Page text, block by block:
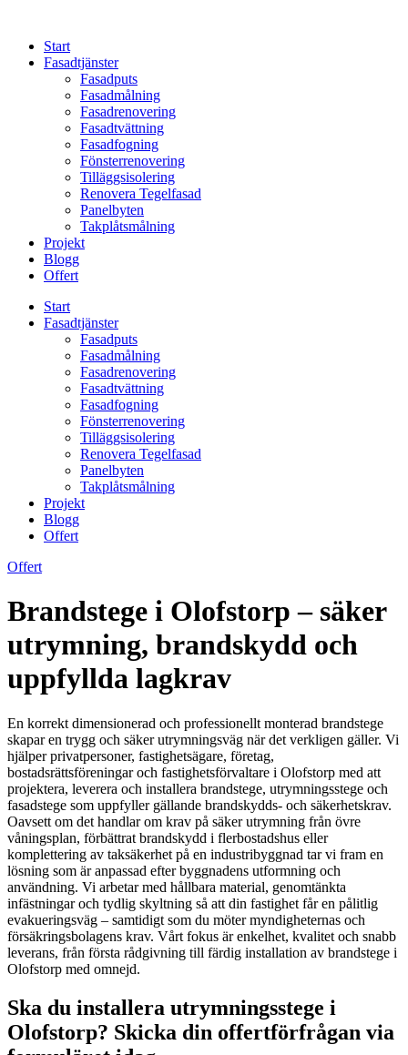
contentStart
Fasadtjänster
Fasadputs
Fasadmålning
Fasadrenovering
Fasadtvättning
Fasadfogning
Fönsterrenovering
Tilläggsisolering
Renovera Tegelfasad
Panelbyten
Takplåtsmålning
Projekt
Blogg
Offert
Start
Fasadtjänster
Fasadputs
Fasadmålning
Fasadrenovering
Fasadtvättning
Fasadfogning
Fönsterrenovering
Tilläggsisolering
Renovera Tegelfasad
Panelbyten
Takplåtsmålning
Projekt
Blogg
Offert
Offert
Brandstege i Olofstorp – säker
utrymning, brandskydd och
uppfyllda lagkrav
En korrekt dimensionerad och professionellt monterad brandstege
skapar en trygg och säker utrymningsväg när det verkligen gäller. Vi
hjälper privatpersoner, fastighetsägare, företag,
bostadsrättsföreningar och fastighetsförvaltare i Olofstorp med att
projektera, leverera och installera brandstege, utrymningsstege och
fasadstege som uppfyller gällande brandskydds- och säkerhetskrav.
Oavsett om det handlar om krav på säker utrymning från övre
våningsplan, förbättrat brandskydd i flerbostadshus eller
komplettering av taksäkerhet på en industribyggnad tar vi fram en
lösning som är anpassad efter byggnadens utformning och
användning. Vi arbetar med hållbara material, genomtänkta
infästningar och tydlig skyltning så att din fastighet får en pålitlig
evakueringsväg – samtidigt som du möter myndigheternas och
försäkringsbolagens krav. Vårt fokus är enkelhet, kvalitet och snabb
leverans, från första rådgivning till färdig installation av brandstege i
Olofstorp med omnejd.
Ska du installera utrymningsstege i
Olofstorp? Skicka din offertförfrågan via